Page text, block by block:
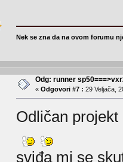
Nek se zna da na ovom forumu
Odg: runner
« Odgovori #7 : 29 Veljača,
Odličan projekt
sviđa mi se